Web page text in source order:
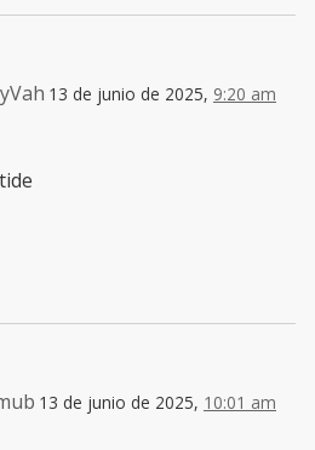
13 de junio de 2025, 9:20 am
13 de junio de 2025, 10:01 am